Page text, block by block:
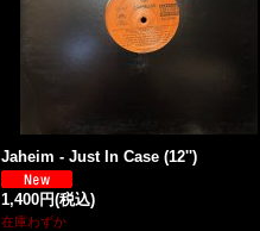
Jaheim - Just In Case (12'')
1,400円(税込)
在庫わずか